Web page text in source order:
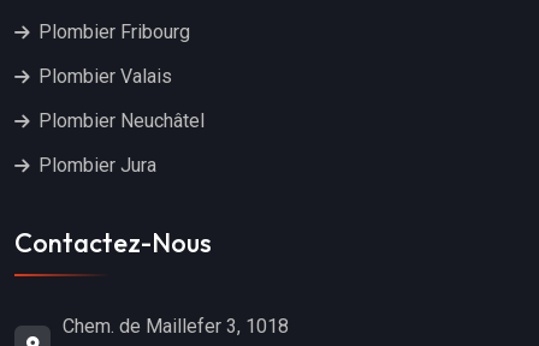
Plombier Fribourg
Plombier Valais
Plombier Neuchâtel
Plombier Jura
Contactez-Nous
Chem. de Maillefer 3, 1018